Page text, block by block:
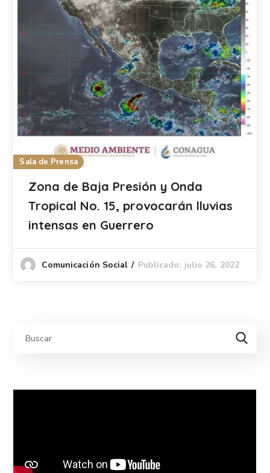
Sala de Prensa
Zona de Baja Presión y Onda
Tropical No. 15, provocarán lluvias
intensas en Guerrero
Comunicación Social Publicado: julio 26, 2022